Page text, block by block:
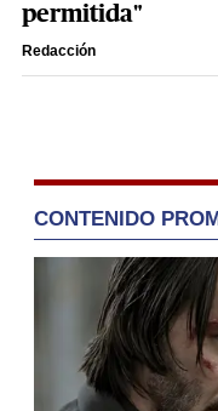
permitida"
Redacción
CONTENIDO